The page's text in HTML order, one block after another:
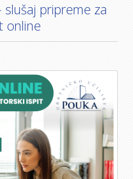
slušaj pripreme za
online